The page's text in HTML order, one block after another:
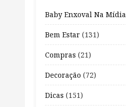
Baby Enxoval Na Mídia
Bem Estar (131)
Compras (21)
Decoração (72)
Dicas (151)